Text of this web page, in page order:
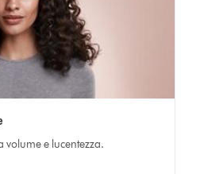
volume e lucentezza.